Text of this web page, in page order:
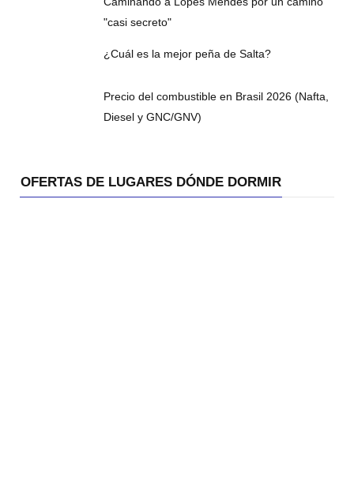
"casi secreto"
¿Cuál es la mejor peña de Salta?
Precio del combustible en Brasil 2026 (Nafta,
Diesel y GNC/GNV)
OFERTAS DE LUGARES DÓNDE DORMIR